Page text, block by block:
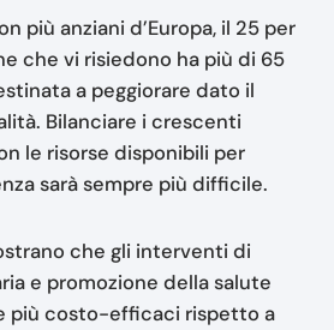
più anziani d’Europa, il 25 per
che vi risiedono ha più di 65
a peggiorare dato il
Bilanciare i crescenti
le risorse disponibili per
sarà sempre più difficile.
che gli interventi di
e promozione della salute
più costo-efficaci rispetto a